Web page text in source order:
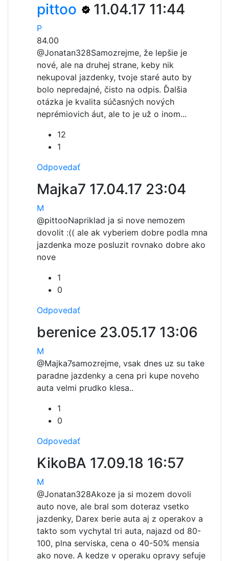
pittoo 11.04.17 11:44
P
84.00
@Jonatan328Samozrejme, že lepšie je
nové, ale na druhej strane, keby nik
nekupoval jazdenky, tvoje staré auto by
bolo nepredajné, čisto na odpis. Ďalšia
otázka je kvalita súčasných nových
neprémiovich áut, ale to je už o inom...
12
1
Odpovedať
Majka7 17.04.17 23:04
M
@pittooNapriklad ja si nove nemozem
dovolit :(( ale ak vyberiem dobre podla mna
jazdenka moze posluzit rovnako dobre ako
nove
1
0
Odpovedať
berenice 23.05.17 13:06
M
@Majka7samozrejme, vsak dnes uz su take
paradne jazdenky a cena pri kupe noveho
auta velmi prudko klesa..
1
0
Odpovedať
KikoBA 17.09.18 16:57
M
@Jonatan328Akoze ja si mozem dovoli
auto nove, ale bral som doteraz vsetko
jazdenky, Darex berie auta aj z operakov a
takto som vychytal tri auta, najazd od 80-
100, plna serviska, cena o 40-50% mensia
ako nove. A kedze v operaku opravy sefuje